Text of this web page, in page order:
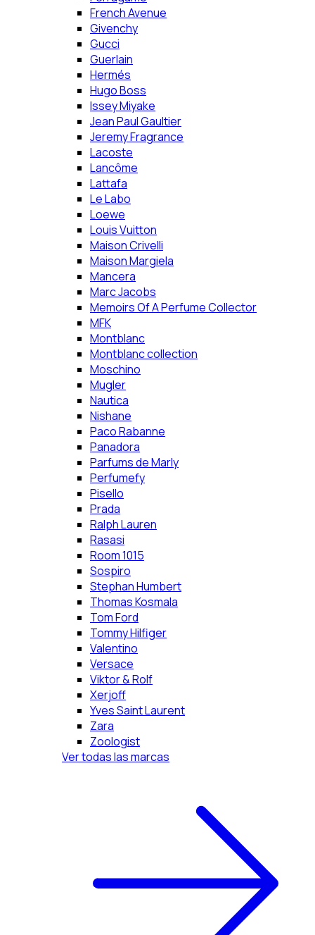
French Avenue
Givenchy
Gucci
Guerlain
Hermés
Hugo Boss
Issey Miyake
Jean Paul Gaultier
Jeremy Fragrance
Lacoste
Lancôme
Lattafa
Le Labo
Loewe
Louis Vuitton
Maison Crivelli
Maison Margiela
Mancera
Marc Jacobs
Memoirs Of A Perfume Collector
MFK
Montblanc
Montblanc collection
Moschino
Mugler
Nautica
Nishane
Paco Rabanne
Panadora
Parfums de Marly
Perfumefy
Pisello
Prada
Ralph Lauren
Rasasi
Room 1015
Sospiro
Stephan Humbert
Thomas Kosmala
Tom Ford
Tommy Hilfiger
Valentino
Versace
Viktor & Rolf
Xerjoff
Yves Saint Laurent
Zara
Zoologist
Ver todas las marcas